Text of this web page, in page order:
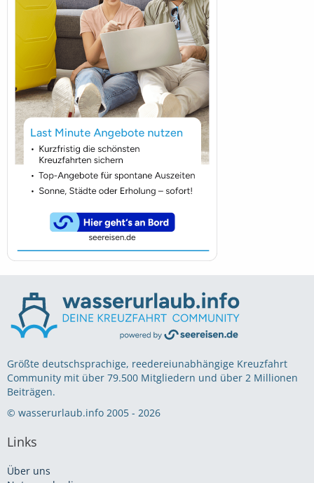
Größte deutschsprachige, reedereiunabhängige Kreuzfahrt
Community mit über 79.500 Mitgliedern und über 2 Millionen
Beiträgen.
© wasserurlaub.info 2005 - 2026
Links
Über uns